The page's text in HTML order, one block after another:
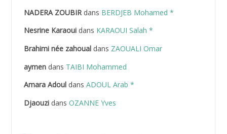
ABDELHAFID Lakhdar
ABDELLI Mohamed
ABDELLI Mohamed *
NADERA ZOUBIRdans BERDJEB Mohamed *
Nesrine Karaouidans KARAOUI Salah *
Brahimi née zahoualdans ZAOUALI Omar
aymendans TAIBI Mohammed
Amara Adouldans ADOUL Arab *
Djaouzidans OZANNE Yves